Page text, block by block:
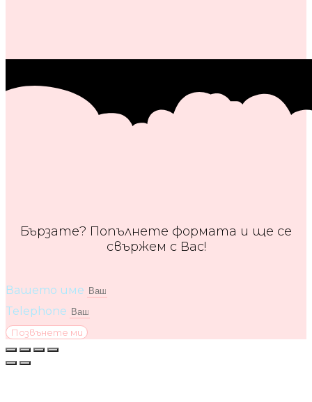
Бързате? Попълнете формата и ще се
свържем с Вас!
Вашето име
Telephone
Позвънете ми